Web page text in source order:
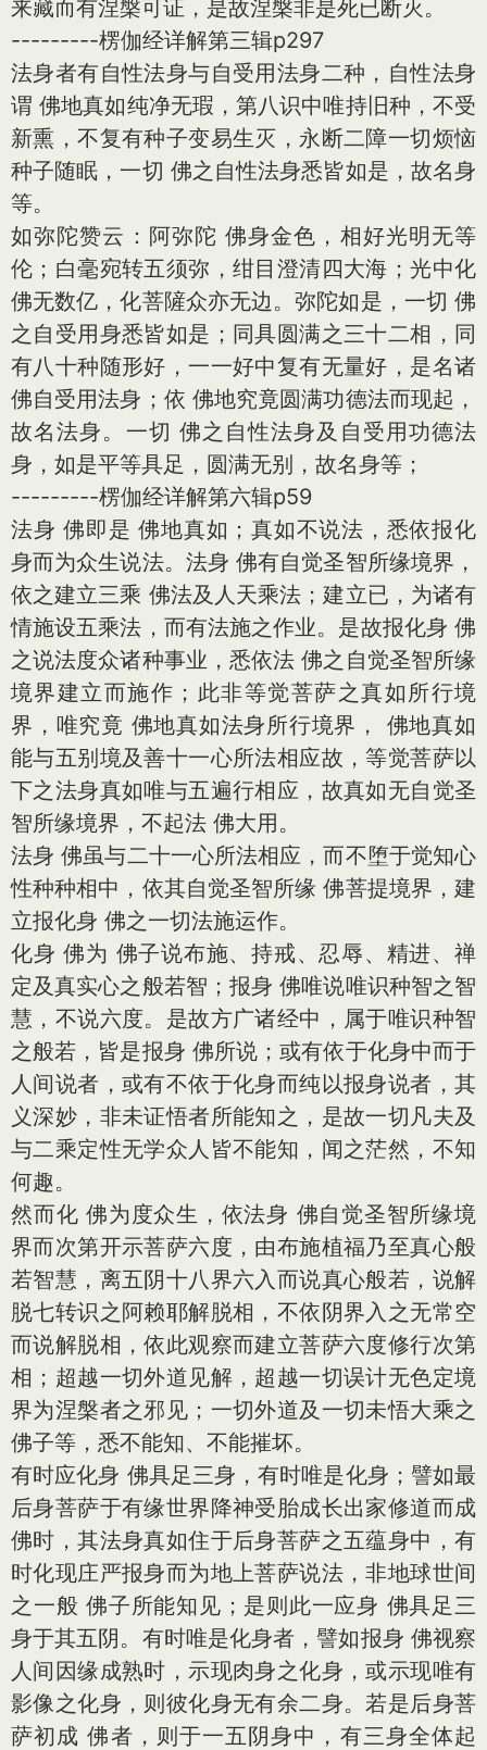
来藏而有涅槃可证，是故涅槃非是死已断灭。
---------楞伽经详解第三辑p297
法身者有自性法身与自受用法身二种，自性法身
谓 佛地真如纯净无瑕，第八识中唯持旧种，不受
新熏，不复有种子变易生灭，永断二障一切烦恼
种子随眠，一切 佛之自性法身悉皆如是，故名身
等。
如弥陀赞云：阿弥陀 佛身金色，相好光明无等
伦；白毫宛转五须弥，绀目澄清四大海；光中化
佛无数亿，化菩隡众亦无边。弥陀如是，一切 佛
之自受用身悉皆如是；同具圆满之三十二相，同
有八十种随形好，一一好中复有无量好，是名诸
佛自受用法身；依 佛地究竟圆满功德法而现起，
故名法身。一切 佛之自性法身及自受用功德法
身，如是平等具足，圆满无别，故名身等；
---------楞伽经详解第六辑p59
法身 佛即是 佛地真如；真如不说法，悉依报化
身而为众生说法。法身 佛有自觉圣智所缘境界，
依之建立三乘 佛法及人天乘法；建立已，为诸有
情施设五乘法，而有法施之作业。是故报化身 佛
之说法度众诸种事业，悉依法 佛之自觉圣智所缘
境界建立而施作；此非等觉菩萨之真如所行境
界，唯究竟 佛地真如法身所行境界， 佛地真如
能与五别境及善十一心所法相应故，等觉菩萨以
下之法身真如唯与五遍行相应，故真如无自觉圣
智所缘境界，不起法 佛大用。
法身 佛虽与二十一心所法相应，而不堕于觉知心
性种种相中，依其自觉圣智所缘 佛菩提境界，建
立报化身 佛之一切法施运作。
化身 佛为 佛子说布施、持戒、忍辱、精进、禅
定及真实心之般若智；报身 佛唯说唯识种智之智
慧，不说六度。是故方广诸经中，属于唯识种智
之般若，皆是报身 佛所说；或有依于化身中而于
人间说者，或有不依于化身而纯以报身说者，其
义深妙，非未证悟者所能知之，是故一切凡夫及
与二乘定性无学众人皆不能知，闻之茫然，不知
何趣。
然而化 佛为度众生，依法身 佛自觉圣智所缘境
界而次第开示菩萨六度，由布施植福乃至真心般
若智慧，离五阴十八界六入而说真心般若，说解
脱七转识之阿赖耶解脱相，不依阴界入之无常空
而说解脱相，依此观察而建立菩萨六度修行次第
相；超越一切外道见解，超越一切误计无色定境
界为涅槃者之邪见；一切外道及一切未悟大乘之
佛子等，悉不能知、不能摧坏。
有时应化身 佛具足三身，有时唯是化身；譬如最
后身菩萨于有缘世界降神受胎成长出家修道而成
佛时，其法身真如住于后身菩萨之五蕴身中，有
时化现庄严报身而为地上菩萨说法，非地球世间
之一般 佛子所能知见；是则此一应身 佛具足三
身于其五阴。有时唯是化身者，譬如报身 佛视察
人间因缘成熟时，示现肉身之化身，或示现唯有
影像之化身，则彼化身无有余二身。若是后身菩
萨初成 佛者，则于一五阴身中，有三身全体起